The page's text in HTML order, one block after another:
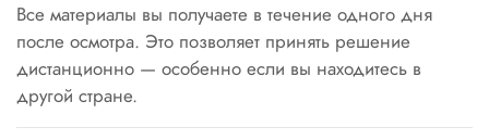
Все материалы вы получаете в течение одного дня
после осмотра. Это позволяет принять решение
дистанционно — особенно если вы находитесь в
другой стране.